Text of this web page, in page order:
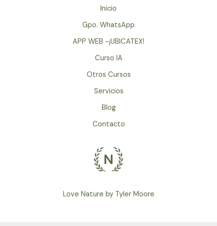
Inicio
Gpo. WhatsApp
APP WEB -¡UBICATEX!
Curso IA
Otros Cursos
Servicios
Blog
Contacto
Love Nature by Tyler Moore